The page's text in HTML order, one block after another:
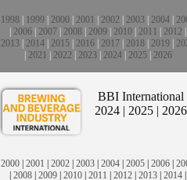
1998 1999 2000 2001 2002 2003 2004
2006 2007 2008 2009 2010 2011 2012
2013 2014 2015 2016 2017 2018 2019
2021 2022 2023| 2024| 2025| 2026
BBI International
2024 | 2025 | 2026
2000 | 2001 | 2002 | 2003 | 2004 | 2005 | 2006 |
| 2008 | 2009 | 2010 | 2011 | 2012 | 2013 | 2014 |